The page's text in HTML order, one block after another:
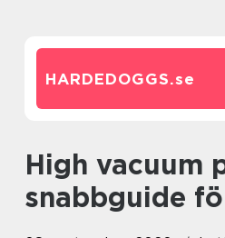
HARDEDOGGS.se
High vacuum pumps –
snabbguide